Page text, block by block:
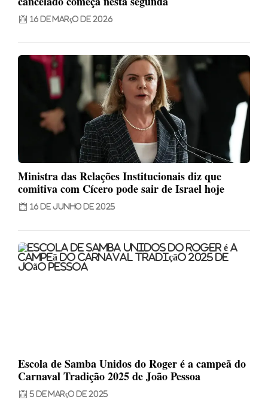
16 de março de 2026
Ministra das Relações Institucionais diz que
comitiva com Cícero pode sair de Israel hoje
16 de junho de 2025
Escola de Samba Unidos do Roger é a campeã do
Carnaval Tradição 2025 de João Pessoa
5 de março de 2025